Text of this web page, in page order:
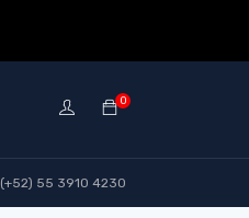
0
(+52) 55 3910 4230